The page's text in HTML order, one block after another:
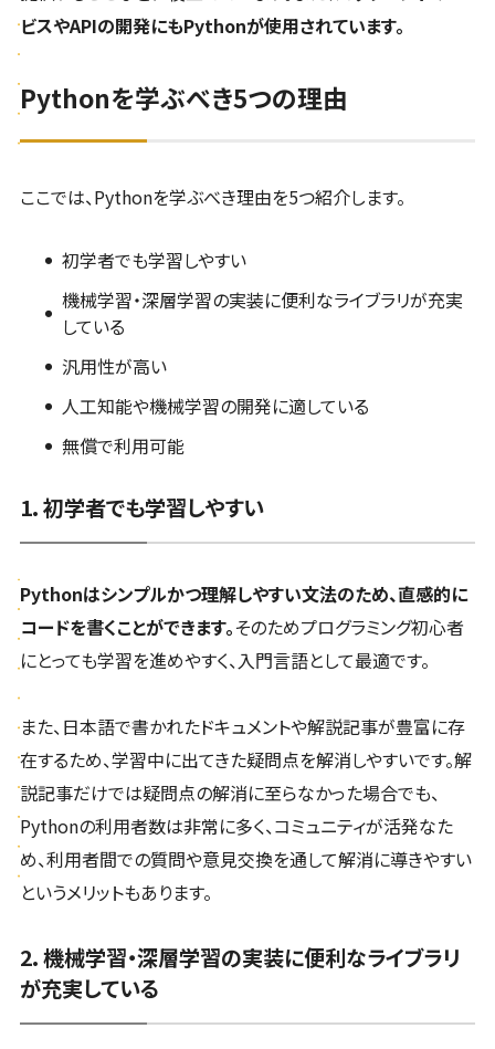
ビスやAPIの開発にもPythonが使用されています。
Pythonを学ぶべき5つの理由
ここでは、Pythonを学ぶべき理由を5つ紹介します。
初学者でも学習しやすい
機械学習・深層学習の実装に便利なライブラリが充実
している
汎用性が高い
人工知能や機械学習の開発に適している
無償で利用可能
1. 初学者でも学習しやすい
Pythonはシンプルかつ理解しやすい文法のため、直感的に
コードを書くことができます。そのためプログラミング初心者
にとっても学習を進めやすく、入門言語として最適です。
また、日本語で書かれたドキュメントや解説記事が豊富に存
在するため、学習中に出てきた疑問点を解消しやすいです。解
説記事だけでは疑問点の解消に至らなかった場合でも、
Pythonの利用者数は非常に多く、コミュニティが活発なた
め、利用者間での質問や意見交換を通して解消に導きやすい
というメリットもあります。
2. 機械学習・深層学習の実装に便利なライブラリ
が充実している